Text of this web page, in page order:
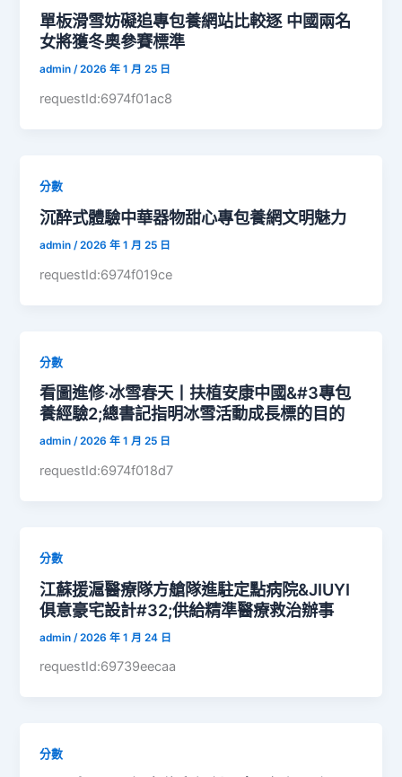
單板滑雪妨礙追專包養網站比較逐 中國兩名
女將獲冬奧參賽標準
admin/2026 年 1 月 25 日
requestId:6974f01ac8
分數
沉醉式體驗中華器物甜心專包養網文明魅力
admin /2026 年 1 月 25 日
requestId:6974f019ce
分數
看圖進修·冰雪春天丨扶植安康中國&#3專包
養經驗2;總書記指明冰雪活動成長標的目的
admin/2026 年 1 月 25 日
requestId:6974f018d7
分數
江蘇援滬醫療隊方艙隊進駐定點病院&JIUYI
俱意豪宅設計#32;供給精準醫療救治辦事
admin /2026 年 1 月 24 日
requestId:69739eecaa
分數